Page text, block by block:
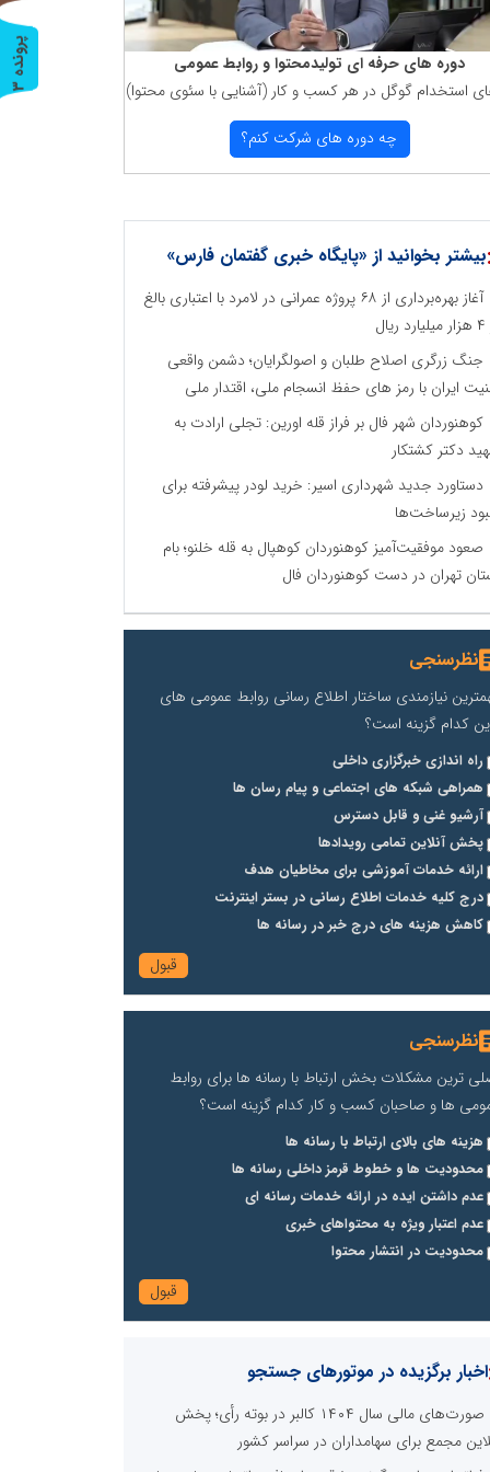
دوره های حرفه ای تولیدمحتوا و روابط عمومی
استخدام گوگل در هر كسب و كار (آشنایی با سئوی محتوا)
چه دوره های شركت كنم؟
بیشتر بخوانید از «پایگاه خبری گفتمان فارس»
آغاز بهره‌برداری از ۶۸ پروژه عمرانی در لامرد با اعتباری بالغ
جنگ زرگری اصلاح طلبان و اصولگرایان؛ دشمن واقعی
ایران با رمز های حفظ انسجام ملی، اقتدار ملی
کوهنوردان شهر فال بر فراز قله اورین: تجلی ارادت به
دکتر کشتکار
دستاورد جدید شهرداری اسیر: خرید لودر پیشرفته برای
زیرساخت‌ها
صعود موفقیت‌آمیز کوهنوردان کوهپال به قله خلنو؛ بام
تهران در دست کوهنوردان فال
نظرسنجی
نیازمندی ساختار اطلاع رسانی روابط عمومی های
کدام گزینه است؟
راه اندازی خبرگزاری داخلی
همراهی شبکه های اجتماعی و پیام رسان ها
آرشیو غنی و قابل دسترس
پخش آنلاین تمامی رویدادها
ارائه خدمات آموزشی برای مخاطیان هدف
درج کلیه خدمات اطلاع رسانی در بستر اینترنت
کاهش هزینه های درج خبر در رسانه ها
نظرسنجی
ترین مشکلات بخش ارتباط با رسانه ها برای روابط
ها و صاحبان کسب و کار کدام گزینه است؟
هزینه های بالای ارتباط با رسانه ها
محدودیت ها و خطوط قرمز داخلی رسانه ها
عدم داشتن ایده در ارائه خدمات رسانه ای
عدم اعتبار ویژه به محتواهای خبری
محدودیت در انتشار محتوا
اخبار برگزیده در موتورهای جستجو
صورت‌های مالی سال ۱۴۰۴ کالبر در بوته رأی؛ پخش
مجمع برای سهامداران در سراسر کشور
پ
ر
و
ن
د
ه
3